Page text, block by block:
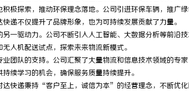
极探索，推动环保理念落地。公司引进环保车辆，推广
递不仅提升了品牌形象，也为可持续发展贡献了力量。
一驱动力。公司不断引入人工智能、大数据分析等前沿
人机配送试点，探索未来物流新模式。
团队的支持。公司汇聚了大量物流和信息技术领域的专
续学习的机会，确保服务质量持续提升。
达快递秉持“客户至上，诚信为本”的经营理念，不断优